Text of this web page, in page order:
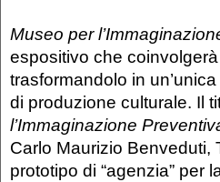
Museo per
espositivo che
trasformandolo in
di produzione culturale. Il
l’Immaginazione
Carlo Maurizio Benveduti,
prototipo di “agenzia” per